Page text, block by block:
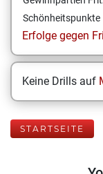
Schönheitspunkte
Erfolge gegen
Keine Drills auf
STARTSEITE